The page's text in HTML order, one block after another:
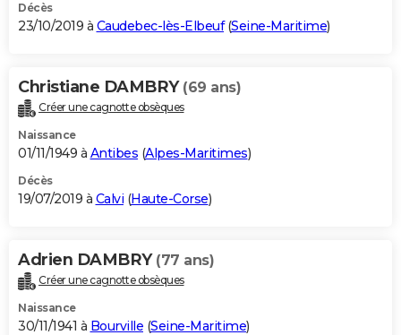
Décès
23/10/2019 à Caudebec-lès-Elbeuf(Seine-Maritime)
Christiane DAMBRY (69 ans)
Créer une cagnotte obsèques
Naissance
01/11/1949 à Antibes (Alpes-Maritimes)
Décès
19/07/2019 à Calvi (Haute-Corse)
Adrien DAMBRY (77 ans)
Créer une cagnotte obsèques
Naissance
30/11/1941 à Bourville (Seine-Maritime)